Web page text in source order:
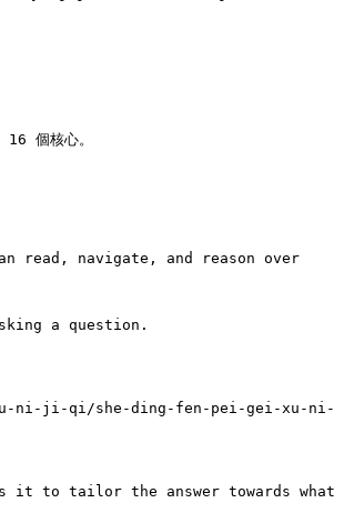
個核心。
read, navigate, and reason over
a question.
ni-ji-qi/she-ding-fen-pei-gei-xu-ni-
it to tailor the answer towards what